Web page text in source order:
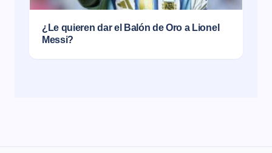
¿Le quieren dar el Balón de Oro a Lionel
Messi?